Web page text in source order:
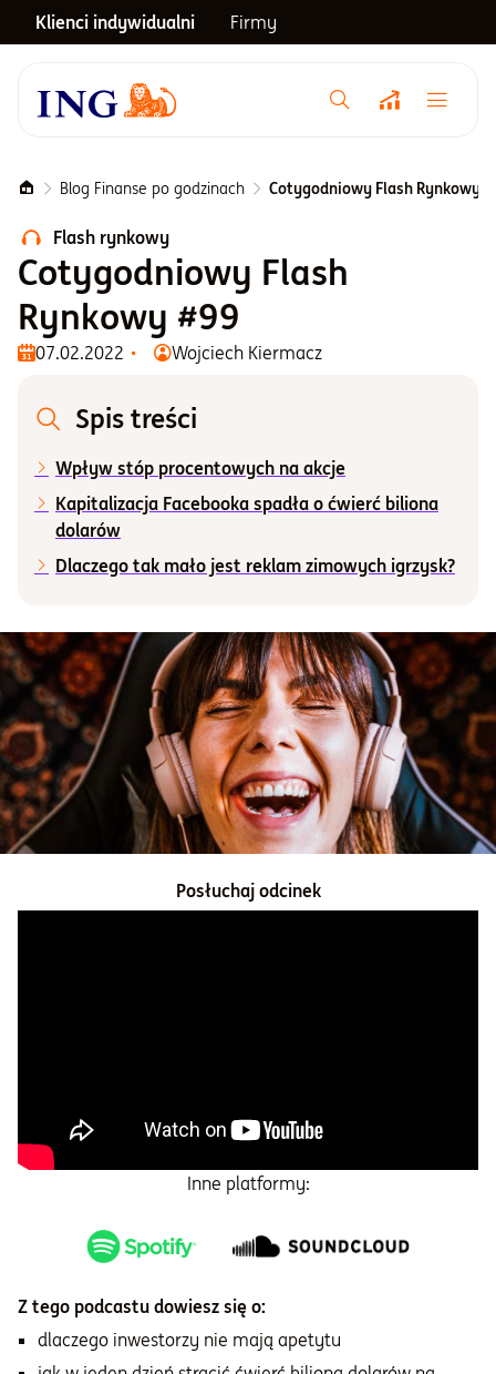
Klienci indywidualni Firmy
Menu główne
Notowania
Emerytura
Inwestycje
Blog
Centrum pomocy
Informacje i dokumenty
Otwórz konto
Zaloguj
Blog Finanse po godzinach Cotygodniowy Flash Rynkowy
Flash rynkowy
Cotygodniowy Flash
Rynkowy #99
07.02.2022 Wojciech Kiermacz
Spis treści
Wpływ stóp procentowych na akcje
Kapitalizacja Facebooka spadła o ćwierć biliona
dolarów
Dlaczego tak mało jest reklam zimowych igrzysk?
Posłuchaj odcinek
Inne platformy:
Z tego podcastu dowiesz się o:
dlaczego inwestorzy nie mają apetytu